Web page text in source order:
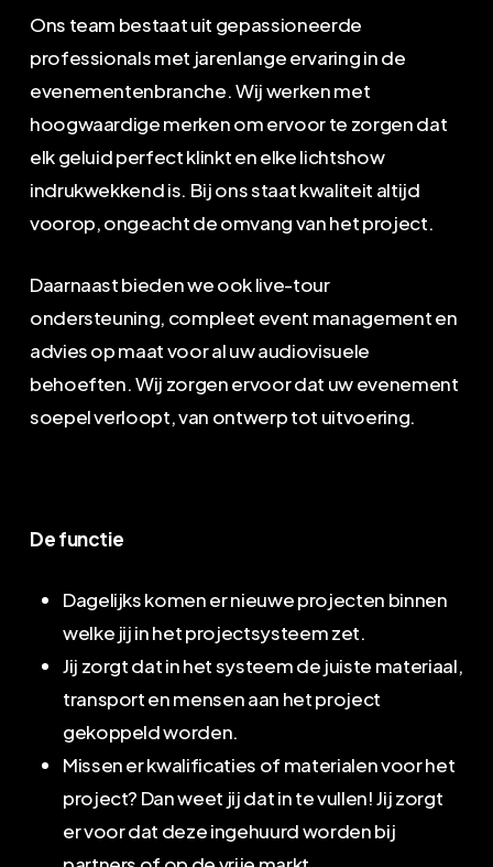
Ons team bestaat uit gepassioneerde
professionals met jarenlange ervaring in de
evenementenbranche. Wij werken met
hoogwaardige merken om ervoor te zorgen dat
elk geluid perfect klinkt en elke lichtshow
indrukwekkend is. Bij ons staat kwaliteit altijd
voorop, ongeacht de omvang van het project.
Daarnaast bieden we ook live-tour
ondersteuning, compleet event management en
advies op maat voor al uw audiovisuele
behoeften. Wij zorgen ervoor dat uw evenement
soepel verloopt, van ontwerp tot uitvoering.
De functie
Dagelijks komen er nieuwe projecten binnen
welke jij in het projectsysteem zet.
Jij zorgt dat in het systeem de juiste materiaal,
transport en mensen aan het project
gekoppeld worden.
Missen er kwalificaties of materialen voor het
project? Dan weet jij dat in te vullen! Jij zorgt
er voor dat deze ingehuurd worden bij